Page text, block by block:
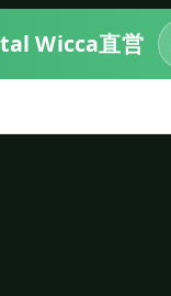
Wicca直営